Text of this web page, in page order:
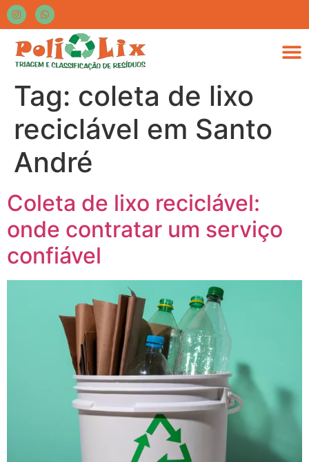
Tag: coleta de lixo
reciclável em Santo
André
Coleta de lixo reciclável:
onde contratar um serviço
confiável